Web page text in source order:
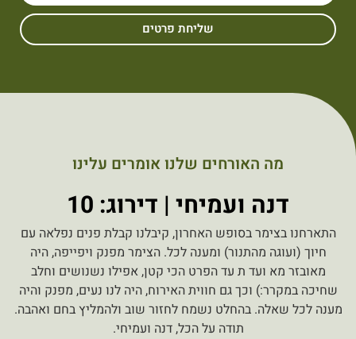
שליחת פרטים
מה האורחים שלנו אומרים עלינו
דנה ועמיחי | דירוג: 10
התארחנו בצימר בסופש האחרון, קיבלנו קבלת פנים נפלאה עם
חיוך (ועוגה מהתנור) ומענה לכל. הצימר מפנק ויפייפה, היה
מאובזר מא ועד ת עד הפרט הכי קטן, אפילו נשנושים וחלב
שחיכה במקרר:) וכך גם חווית האירוח, היה לנו נעים, מפנק והיה
מענה לכל שאלה. בהחלט נשמח לחזור שוב ולהמליץ בחם ואהבה.
תודה על הכל, דנה ועמיחי.